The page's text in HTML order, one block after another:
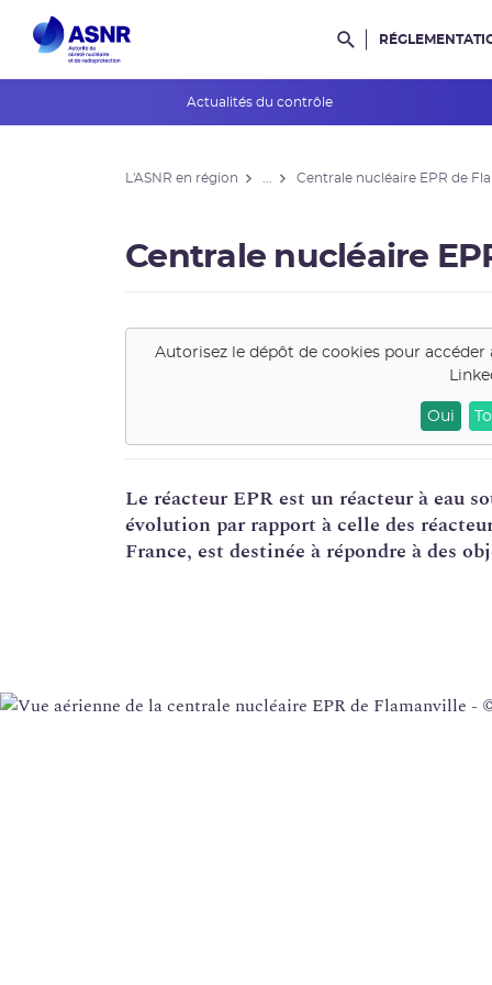
Rechercher dans
Actualités du contrôle
INES et ASN-SFRO
Petits Réacteurs Modulaires
Corrosion sous contrainte
Usine Creusot Forge
L'ASNR en région Centrale nucléaire EPR de
Centrale nucléaire
Autorisez le dépôt de cookies pour
Oui
Le réacteurEPRest un réacteur à eau
évolution par rapport à celle des
France, est destinée à répondre à des